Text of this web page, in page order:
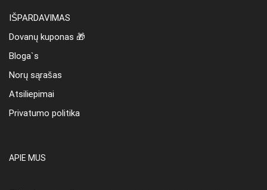
IŠPARDAVIMAS
Dovanų kuponas 🎁
Bloga`s
Norų sąrašas
Atsiliepimai
Privatumo politika
APIE MUS